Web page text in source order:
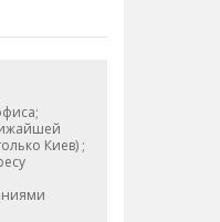
Киев) ;